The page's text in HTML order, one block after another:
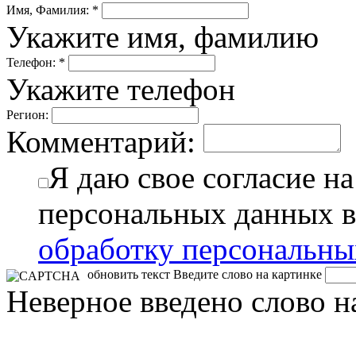
Имя, Фамилия: *
Укажите имя, фамилию
Телефон: *
Укажите телефон
Регион:
Комментарий:
Я даю свое согласие
персональных данных
обработку
обновить текст Введите слово на картинке
Неверное введено слово